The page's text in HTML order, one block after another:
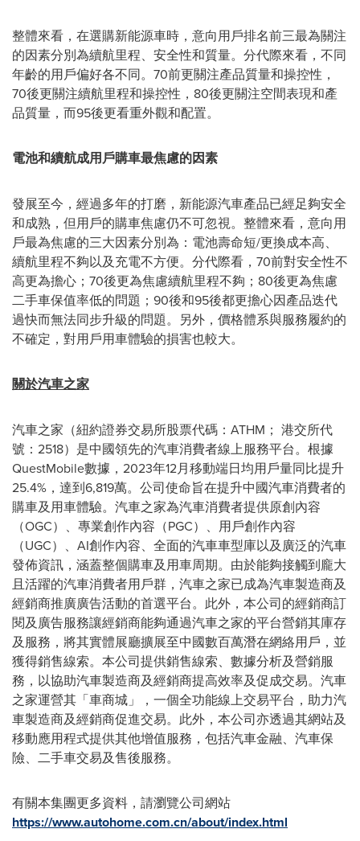
整體來看，在選購新能源車時，意向用戶排名前三最為關注
的因素分別為續航里程、安全性和質量。分代際來看，不同
年齡的用戶偏好各不同。70前更關注產品質量和操控性，
70後更關注續航里程和操控性，80後更關注空間表現和產
品質量，而95後更看重外觀和配置。
電池和續航成用戶購車最焦慮的因素
發展至今，經過多年的打磨，新能源汽車產品已經足夠安全
和成熟，但用戶的購車焦慮仍不可忽視。整體來看，意向用
戶最為焦慮的三大因素分別為：電池壽命短/更換成本高、
續航里程不夠以及充電不方便。分代際看，70前對安全性不
高更為擔心；70後更為焦慮續航里程不夠；80後更為焦慮
二手車保值率低的問題；90後和95後都更擔心因產品迭代
過快而無法同步升級的問題。另外，價格體系與服務履約的
不確定，對用戶用車體驗的損害也較大。
關於汽車之家
汽車之家（紐約證券交易所股票代碼：ATHM； 港交所代
號：2518）是中國領先的汽車消費者線上服務平台。根據
QuestMobile數據，2023年12月移動端日均用戶量同比提升
25.4%，達到6,819萬。公司使命旨在提升中國汽車消費者的
購車及用車體驗。汽車之家為汽車消費者提供原創內容
（OGC）、專業創作內容（PGC）、用戶創作內容
（UGC）、AI創作內容、全面的汽車車型庫以及廣泛的汽車
發佈資訊，涵蓋整個購車及用車周期。由於能夠接觸到龐大
且活躍的汽車消費者用戶群，汽車之家已成為汽車製造商及
經銷商推廣廣告活動的首選平台。此外，本公司的經銷商訂
閱及廣告服務讓經銷商能夠通過汽車之家的平台營銷其庫存
及服務，將其實體展廳擴展至中國數百萬潛在網絡用戶，並
獲得銷售線索。本公司提供銷售線索、數據分析及營銷服
務，以協助汽車製造商及經銷商提高效率及促成交易。汽車
之家運營其「車商城」，一個全功能線上交易平台，助力汽
車製造商及經銷商促進交易。此外，本公司亦透過其網站及
移動應用程式提供其他增值服務，包括汽車金融、汽車保
險、二手車交易及售後服務。
有關本集團更多資料，請瀏覽公司網站
https://www.autohome.com.cn/about/index.html